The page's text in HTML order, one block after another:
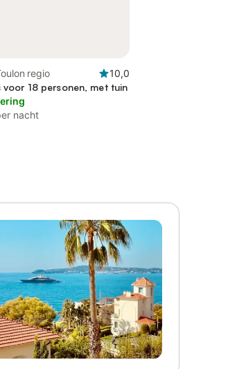
regio
10,0
voor 18 personen, met tuin
nacht